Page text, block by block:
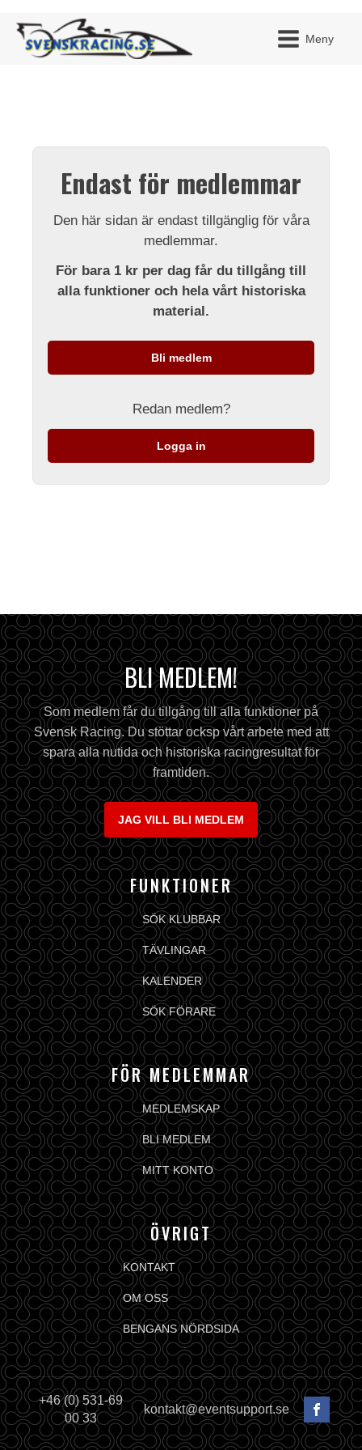
Meny
Endast för medlemmar
Den här sidan är endast tillgänglig för våra
medlemmar.
För bara 1 kr per dag får du tillgång till
alla funktioner och hela vårt historiska
material.
Bli medlem
Redan medlem?
Logga in
BLI MEDLEM!
Som medlem får du tillgång till alla funktioner på
Svensk Racing. Du stöttar ocksp vårt arbete med att
spara alla nutida och historiska racingresultat för
framtiden.
JAG VILL BLI MEDLEM
FUNKTIONER
SÖK KLUBBAR
TÄVLINGAR
KALENDER
SÖK FÖRARE
FÖR MEDLEMMAR
MEDLEMSKAP
BLI MEDLEM
MITT KONTO
ÖVRIGT
KONTAKT
OM OSS
BENGANS NÖRDSIDA
+46 (0) 531-69
00 33
kontakt@eventsupport.se